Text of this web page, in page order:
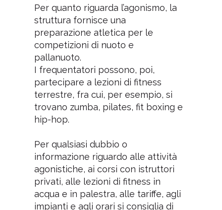
Per quanto riguarda l’agonismo, la
struttura fornisce una
preparazione atletica per le
competizioni di nuoto e
pallanuoto.
I frequentatori possono, poi,
partecipare a lezioni di fitness
terrestre, fra cui, per esempio, si
trovano zumba, pilates, fit boxing e
hip-hop.
Per qualsiasi dubbio o
informazione riguardo alle attività
agonistiche, ai corsi con istruttori
privati, alle lezioni di fitness in
acqua e in palestra, alle tariffe, agli
impianti e agli orari si consiglia di